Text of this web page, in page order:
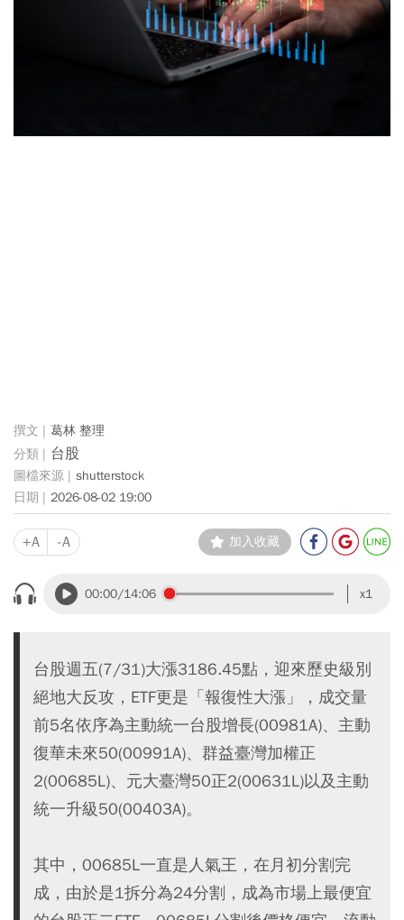
葛林 整理
台股
shutterstock
2026-08-02 19:00
+A -A 加入收藏
00:00/14:06 x1
台股週五(7/31)大漲3186.45點，迎來歷史級別
絕地大反攻，ETF更是「報復性大漲」，成交量
前5名依序為主動統一台股增長(00981A)、主動
復華未來50(00991A)、群益臺灣加權正
2(00685L)、元大臺灣50正2(00631L)以及主動
統一升級50(00403A)。
其中，00685L一直是人氣王，在月初分割完
成，由於是1拆分為24分割，成為市場上最便宜